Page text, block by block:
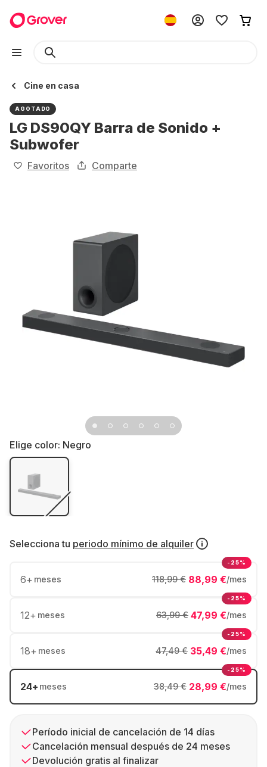
Cine en casa
AGOTADO
LG DS90QY Barra de Sonido +
Subwofer
Favoritos Comparte
Elige color: Negro
Selecciona tu periodo mínimo de alquiler
6+ meses 88,99 €/mes
118,99 €
-25%
12+ meses 47,99 €/mes
63,99 €
-25%
18+ meses 35,49 €/mes
47,49 €
-25%
24+ meses 28,99 €/mes
38,49 €
-25%
Período inicial de cancelación de 14 días
Cancelación mensual después de 24 meses
Devolución gratis al finalizar